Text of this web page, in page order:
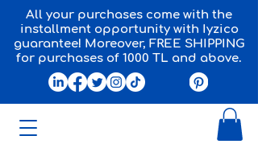
All your purchases come with the
installment opportunity with Iyzico
guarantee! Moreover, FREE SHIPPING
for purchases of 1000 TL and above.